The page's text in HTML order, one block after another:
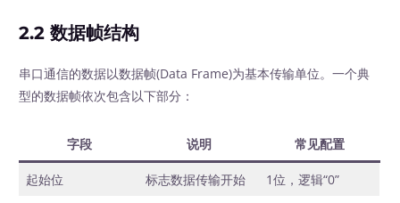
2.2 数据帧结构
串口通信的数据以数据帧(Data Frame)为基本传输单位。一个典
型的数据帧依次包含以下部分：
字段 说明 常见配置
起始位 标志数据传输开始 1位，逻辑“0”